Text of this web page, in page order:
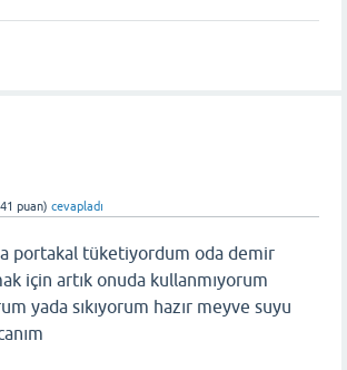
puan) cevapladı
portakal tüketiyordum oda demir
için artık onuda kullanmıyorum
yada sıkıyorum hazır meyve suyu